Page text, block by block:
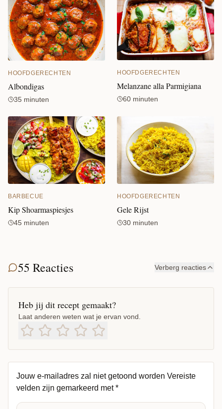
HOOFDGERECHTEN
Albondigas
35 minuten
HOOFDGERECHTEN
Melanzane alla Parmigiana
60 minuten
BARBECUE
Kip Shoarmaspiesjes
45 minuten
HOOFDGERECHTEN
Gele Rijst
30 minuten
55 Reacties Verberg reacties
Heb jij dit recept gemaakt?
Laat anderen weten wat je ervan vond.
Jouw e-mailadres zal niet getoond worden Vereiste
velden zijn gemarkeerd met*